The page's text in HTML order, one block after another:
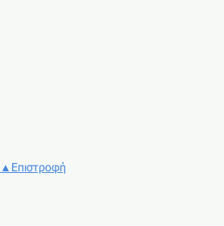
▲Επιστροφή